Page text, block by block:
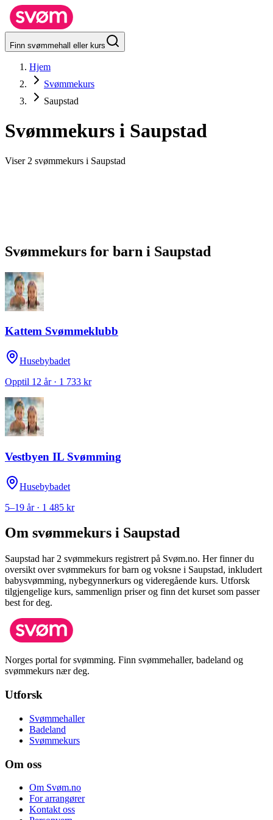
Finn svømmehall eller kurs
Hjem
Svømmekurs
Saupstad
Svømmekurs i Saupstad
Viser 2 svømmekurs i Saupstad
Svømmekurs for barn i Saupstad
Kattem Svømmeklubb
Husebybadet
Opptil 12 år · 1 733 kr
Vestbyen IL Svømming
Husebybadet
5–19 år · 1 485 kr
Om svømmekurs i Saupstad
Saupstad har 2 svømmekurs registrert på Svøm.no. Her finner du
oversikt over svømmekurs for barn og voksne i Saupstad, inkludert
babysvømming, nybegynnerkurs og videregående kurs. Utforsk
tilgjengelige kurs, sammenlign priser og finn det kurset som passer
best for deg.
Norges portal for svømming. Finn svømmehaller, badeland og
svømmekurs nær deg.
Utforsk
Svømmehaller
Badeland
Svømmekurs
Om oss
Om Svøm.no
For arrangører
Kontakt oss